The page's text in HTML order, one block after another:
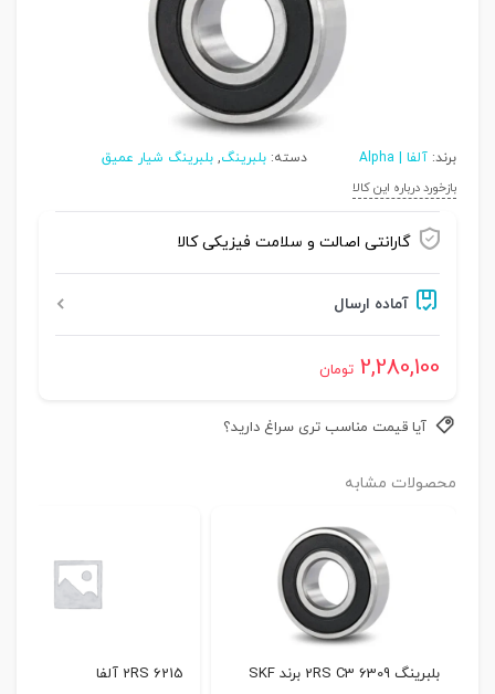
برند: آلفا | Alpha دسته: بلبرینگ, بلبرینگ شیار عمیق
بازخورد درباره این کالا
گارانتی اصالت و سلامت فیزیکی کالا
آماده ارسال
2,280,100 تومان
آیا قیمت مناسب تری سراغ دارید؟
محصولات مشابه
بلبرینگ 6309 2RS C3 برند SKF 6215 2RS آلفا